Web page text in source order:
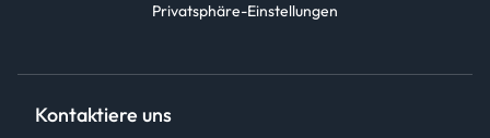
Privatsphäre-Einstellungen
Kontaktiere uns